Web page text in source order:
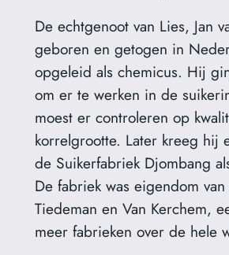
De echtgenoot van Lies, Jan
geboren en getogen in
opgeleid als chemicus. Hij
om er te werken in de
moest er controleren op
korrelgrootte. Later kreeg hij
de Suikerfabriek Djombang
De fabriek was eigendom
Tiedeman en Van Kerchem,
meer fabrieken over de hele